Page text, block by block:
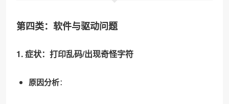
第四类：软件与驱动问题
1. 症状：打印乱码/出现奇怪字符
原因分析：